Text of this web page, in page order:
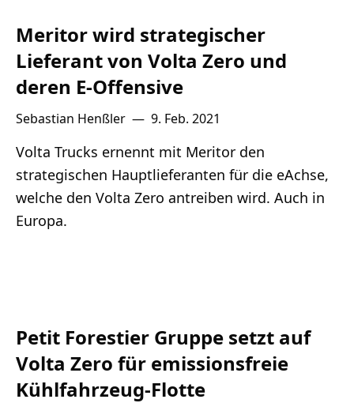
Meritor wird strategischer
Lieferant von Volta Zero und
deren E-Offensive
Sebastian Henßler — 9. Feb. 2021
Volta Trucks ernennt mit Meritor den
strategischen Hauptlieferanten für die eAchse,
welche den Volta Zero antreiben wird. Auch in
Europa.
Petit Forestier Gruppe setzt auf
Volta Zero für emissionsfreie
Kühlfahrzeug-Flotte
Toplisten
China
Lithium
Newsletter